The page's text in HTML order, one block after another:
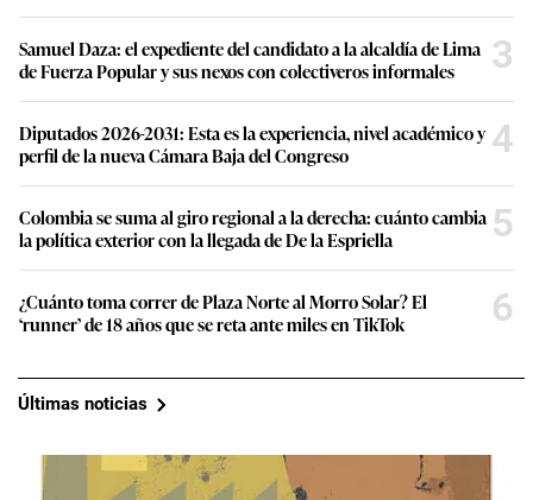
Samuel Daza: el expediente del candidato a la alcaldía de Lima
de Fuerza Popular y sus nexos con colectiveros informales
3
Diputados 2026-2031: Esta es la experiencia, nivel académico y
perfil de la nueva Cámara Baja del Congreso
4
Colombia se suma al giro regional a la derecha: cuánto cambia
la política exterior con la llegada de De la Espriella
5
¿Cuánto toma correr de Plaza Norte al Morro Solar? El
‘runner’ de 18 años que se reta ante miles en TikTok
6
Últimas noticias